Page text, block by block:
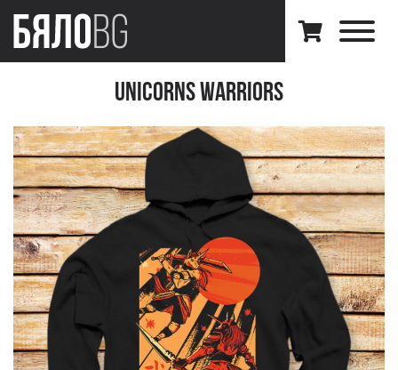
Unicorns warriors